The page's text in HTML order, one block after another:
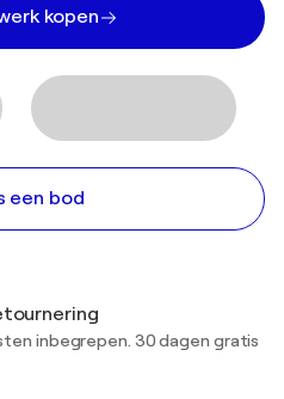
kopen
een bod
inbegrepen. 30 dagen gratis